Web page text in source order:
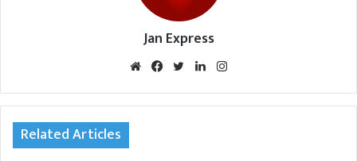
Jan Express
We
te
Fac
oo
Twi
r
Lin
In am
Related Articles